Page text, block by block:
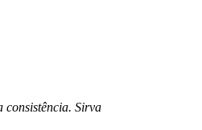
consistência. Sirva